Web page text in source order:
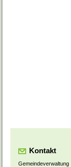
Kontakt
Gemeindeverwaltung